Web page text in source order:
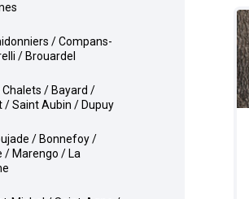
/ Brouardel
/ Saint Aubin / Dupuy
/ Marengo / La